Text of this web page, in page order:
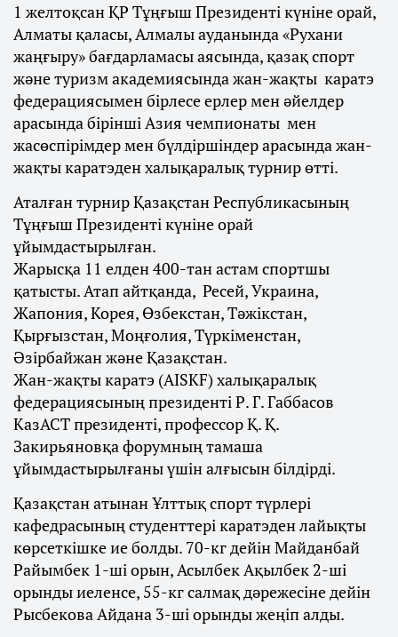
1 желтоқсан ҚР Тұңғыш Президенті күніне орай,
Алматы қаласы, Алмалы ауданында «Рухани
жаңғыру» бағдарламасы аясында, қазақ спорт
және туризм академиясында жан-жақты каратэ
федерациясымен бірлесе ерлер мен әйелдер
арасында бірінші Азия чемпионаты мен
жасөспірімдер мен бүлдіршіндер арасында жан-
жақты каратэден халықаралық турнир өтті.
Аталған турнир Қазақстан Республикасының
Тұңғыш Президенті күніне орай
ұйымдастырылған.
Жарысқа 11 елден 400-тан астам спортшы
қатысты. Атап айтқанда, Ресей, Украина,
Жапония, Корея, Өзбекстан, Тәжікстан,
Қырғызстан, Моңғолия, Түркіменстан,
Әзірбайжан және Қазақстан.
Жан-жақты каратэ (AISKF) халықаралық
федерациясының президенті Р. Г. Габбасов
КазАСТ президенті, профессор Қ. Қ.
Закирьяновқа форумның тамаша
ұйымдастырылғаны үшін алғысын білдірді.
Қазақстан атынан Ұлттық спорт түрлері
кафедрасының студенттері каратэден лайықты
көрсеткішке ие болды. 70-кг дейін Майданбай
Райымбек 1-ші орын, Асылбек Ақылбек 2-ші
орынды иеленсе, 55-кг салмақ дәрежесіне дейін
Рысбекова Айдана 3-ші орынды жеңіп алды.